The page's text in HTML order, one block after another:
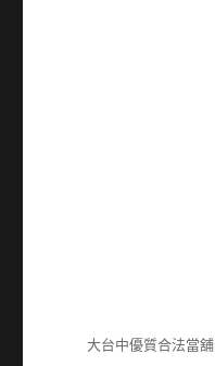
大台中優質合法當舖